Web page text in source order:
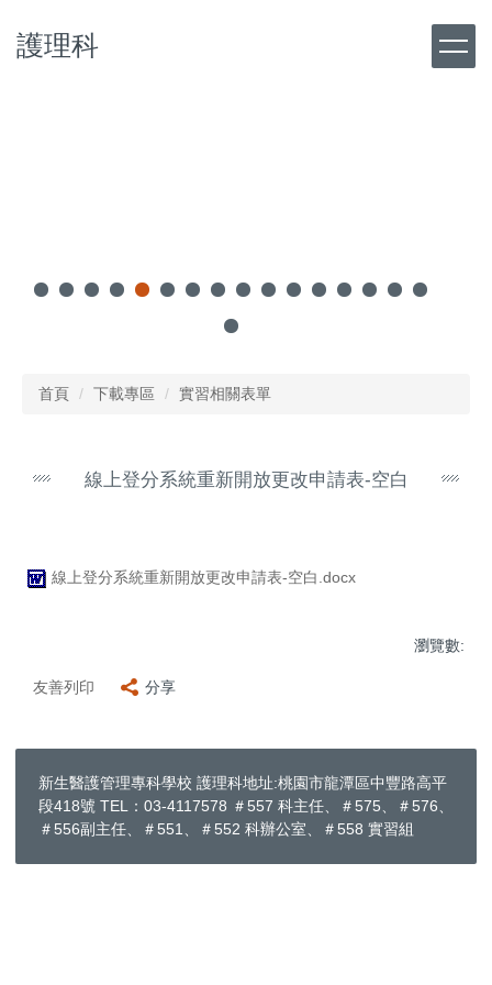
到
主
護理科
首頁 下載專區 實習相關表單
線上登分系統重新開放更改申請表-空白
線上登分系統重新開放更改申請表-空白.docx
瀏覽數:
友善列印 分享
新生醫護管理專科學校 護理科地址:桃園市龍潭區中豐路高平
段418號 TEL：03-4117578 ＃557 科主任、＃575、＃576、
＃556副主任、＃551、＃552 科辦公室、＃558 實習組